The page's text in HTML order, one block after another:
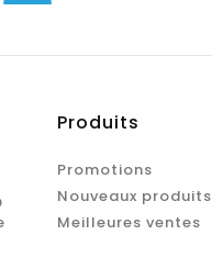
Produits
Promotions
Nouveaux produits
Meilleures ventes